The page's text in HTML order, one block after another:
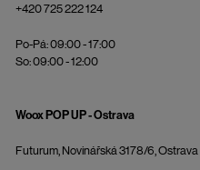
+420 725 222 124
Po-Pá: 09:00 - 17:00
So: 09:00 - 12:00
Woox POP UP - Ostrava
Futurum, Novinářská 3178/6, Ostrava